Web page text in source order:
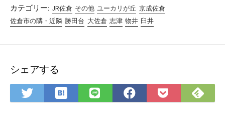
カテゴリー: JR佐倉 その他 ユーカリが丘 京成佐倉
佐倉市の隣・近隣 勝田台 大佐倉 志津 物井 臼井
シェアする
w
て
I
a
o
e